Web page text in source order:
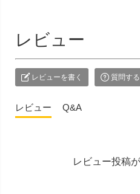
レビュー
レビューを書く 質問する
レビュー Q&A
レビュー投稿